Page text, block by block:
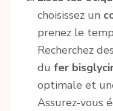
choisissez un
prenez le
Recherchez
du fer
optimale et
Assurez-vous